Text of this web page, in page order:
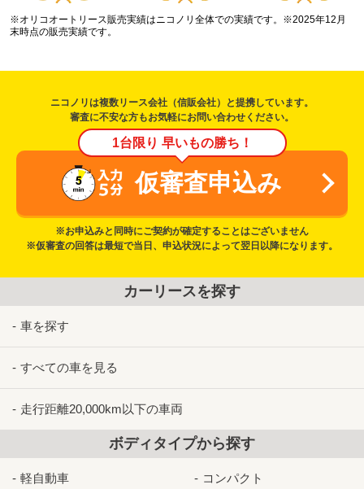
※オリコオートリース販売実績はニコノリ全体での実績です。※2025年12月
末時点の販売実績です。
ニコノリは複数リース会社（信販会社）と提携しています。
審査に不安な方もお気軽にお問い合わせください。
1台限り 早いもの勝ち！
仮審査申込み
※お申込みと同時にご契約が確定することはございません
※仮審査の回答は最短で当日、申込状況によって翌日以降になります。
カーリースを探す
車を探す
すべての車を見る
走行距離20,000km以下の車両
ボディタイプから探す
軽自動車 コンパクト